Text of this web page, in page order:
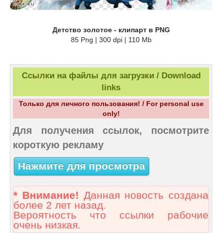
Детство золотое - клипарт в PNG
85 Png | 300 dpi | 110 Mb
Ссылки на файлы для загрузки / Download
links
Только для личного пользования! / For personal use
only!
Для получения ссылок, посмотрите
короткую рекламу
Нажмите для просмотра
* Внимание! Данная новость создана
более 2 лет назад.
Вероятность что ссылки рабочие
очень низкая.